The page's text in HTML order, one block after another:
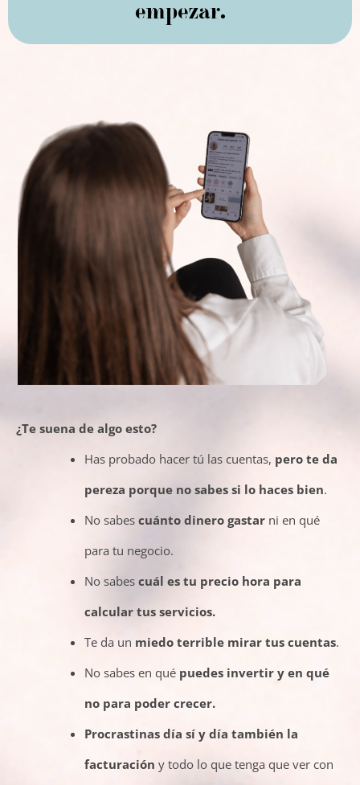
empezar.
¿Te suena de algo esto?
Has probado hacer tú las cuentas, pero te da
pereza porque no sabes si lo haces bien.
No sabes cuánto dinero gastar ni en qué
para tu negocio.
No sabes cuál es tu precio hora para
calcular tus servicios.
Te da un miedo terrible mirar tus cuentas.
No sabes en qué puedes invertir y en qué
no para poder crecer.
Procrastinas día sí y día también la
facturación y todo lo que tenga que ver con